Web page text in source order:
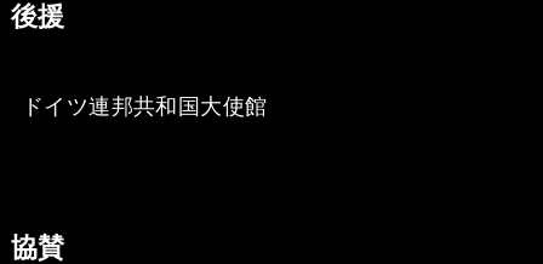
後援
ドイツ連邦共和国大使館
協賛